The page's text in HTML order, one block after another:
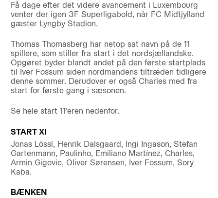
Få dage efter det videre avancement i Luxembourg
venter der igen 3F Superligabold, når FC Midtjylland
gæster Lyngby Stadion.
Thomas Thomasberg har netop sat navn på de 11
spillere, som stiller fra start i det nordsjællandske.
Opgøret byder blandt andet på den første startplads
til Iver Fossum siden nordmandens tiltræden tidligere
denne sommer. Derudover er også Charles med fra
start for første gang i sæsonen.
Se hele start 11’eren nedenfor.
START XI
Jonas Lössl, Henrik Dalsgaard, Ingi Ingason, Stefan
Gartenmann, Paulinho, Emiliano Martínez, Charles,
Armin Gigovic, Oliver Sørensen, Iver Fossum, Sory
Kaba.
BÆNKEN